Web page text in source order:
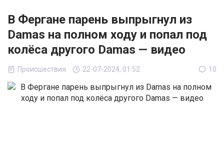
В Фергане парень выпрыгнул из
Damas на полном ходу и попал под
колёса другого Damas — видео
Происшествия 22-07-2024, 01:52 10